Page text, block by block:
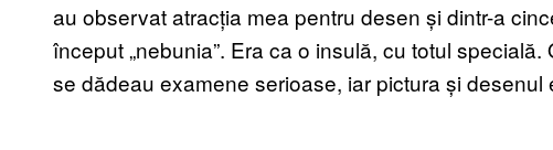
au observat atracția mea pentru desen și dintr-a
început „nebunia”. Era ca o insulă, cu totul
se dădeau examene serioase, iar pictura și desenul